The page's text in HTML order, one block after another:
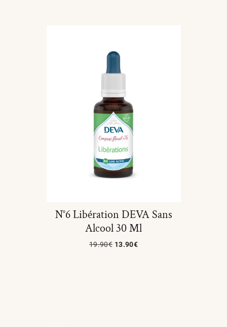
N°6 Libération DEVA Sans
Alcool 30 Ml
19.90€ 13.90€